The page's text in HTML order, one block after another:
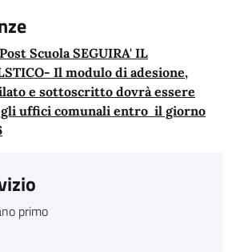
Scuola SEGUIRA' IL
Il modulo di adesione,
e sottoscritto dovrà essere
gli uffici comunali entro il giorno
primo